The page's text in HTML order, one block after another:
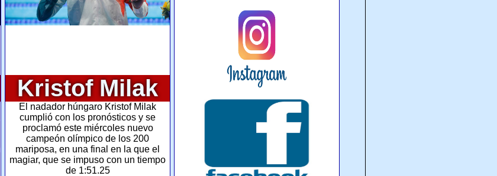
Kristof Milak
El nadador húngaro Kristof Milak
cumplió con los pronósticos y se
proclamó este miércoles nuevo
campeón olímpico de los 200
mariposa, en una final en la que el
magiar, que se impuso con un tiempo
de 1:51.25